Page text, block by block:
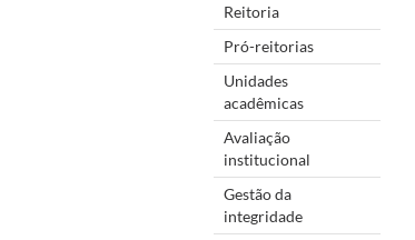
Reitoria
Pró-reitorias
Unidades
acadêmicas
Avaliação
institucional
Gestão da
integridade